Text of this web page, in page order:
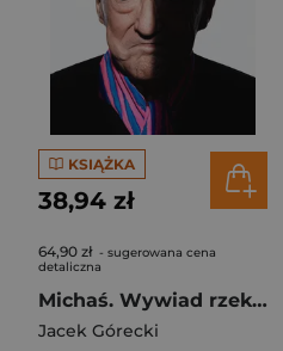
KSIĄŻKA
38,94 zł
64,90 zł - sugerowana cena
detaliczna
Michaś. Wywiad rzeka z Michałem Urbaniakiem
Jacek Górecki